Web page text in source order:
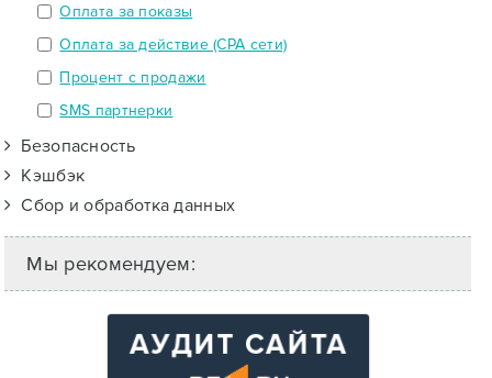
Оплата за показы
Оплата за действие (CPA сети)
Процент с продажи
SMS партнерки
Безопасность
Кэшбэк
Сбор и обработка данных
Мы рекомендуем: